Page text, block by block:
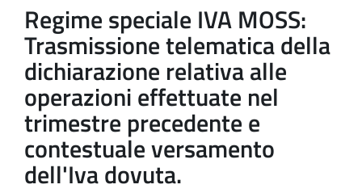
Regime speciale IVA MOSS:
Trasmissione telematica della
dichiarazione relativa alle
operazioni effettuate nel
trimestre precedente e
contestuale versamento
dell'Iva dovuta.